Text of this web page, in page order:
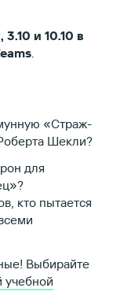
и 10.10 в
.
«Страж-
Шекли?
для
кто пытается
Выбирайте
учебной